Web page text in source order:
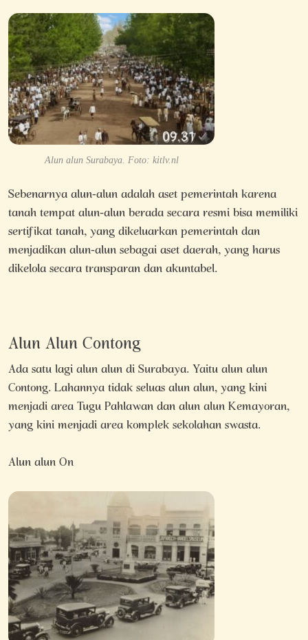
Alun alun Surabaya. Foto: kitlv.nl
Sebenarnya alun-alun adalah aset pemerintah karena
tanah tempat alun-alun berada secara resmi bisa memiliki
sertifikat tanah, yang dikeluarkan pemerintah dan
menjadikan alun-alun sebagai aset daerah, yang harus
dikelola secara transparan dan akuntabel.
Alun Alun Contong
Ada satu lagi alun alun di Surabaya. Yaitu alun alun
Contong. Lahannya tidak seluas alun alun, yang kini
menjadi area Tugu Pahlawan dan alun alun Kemayoran,
yang kini menjadi area komplek sekolahan swasta.
Alun alun On